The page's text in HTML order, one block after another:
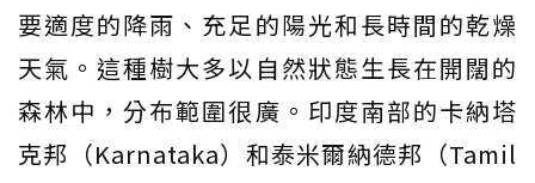
要適度的降雨、充足的陽光和長時間的乾燥
天氣。這種樹大多以自然狀態生長在開闊的
森林中，分布範圍很廣。印度南部的卡納塔
克邦（Karnataka）和泰米爾納德邦（Tamil